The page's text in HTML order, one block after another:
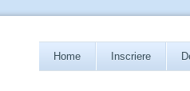
Home Inscriere